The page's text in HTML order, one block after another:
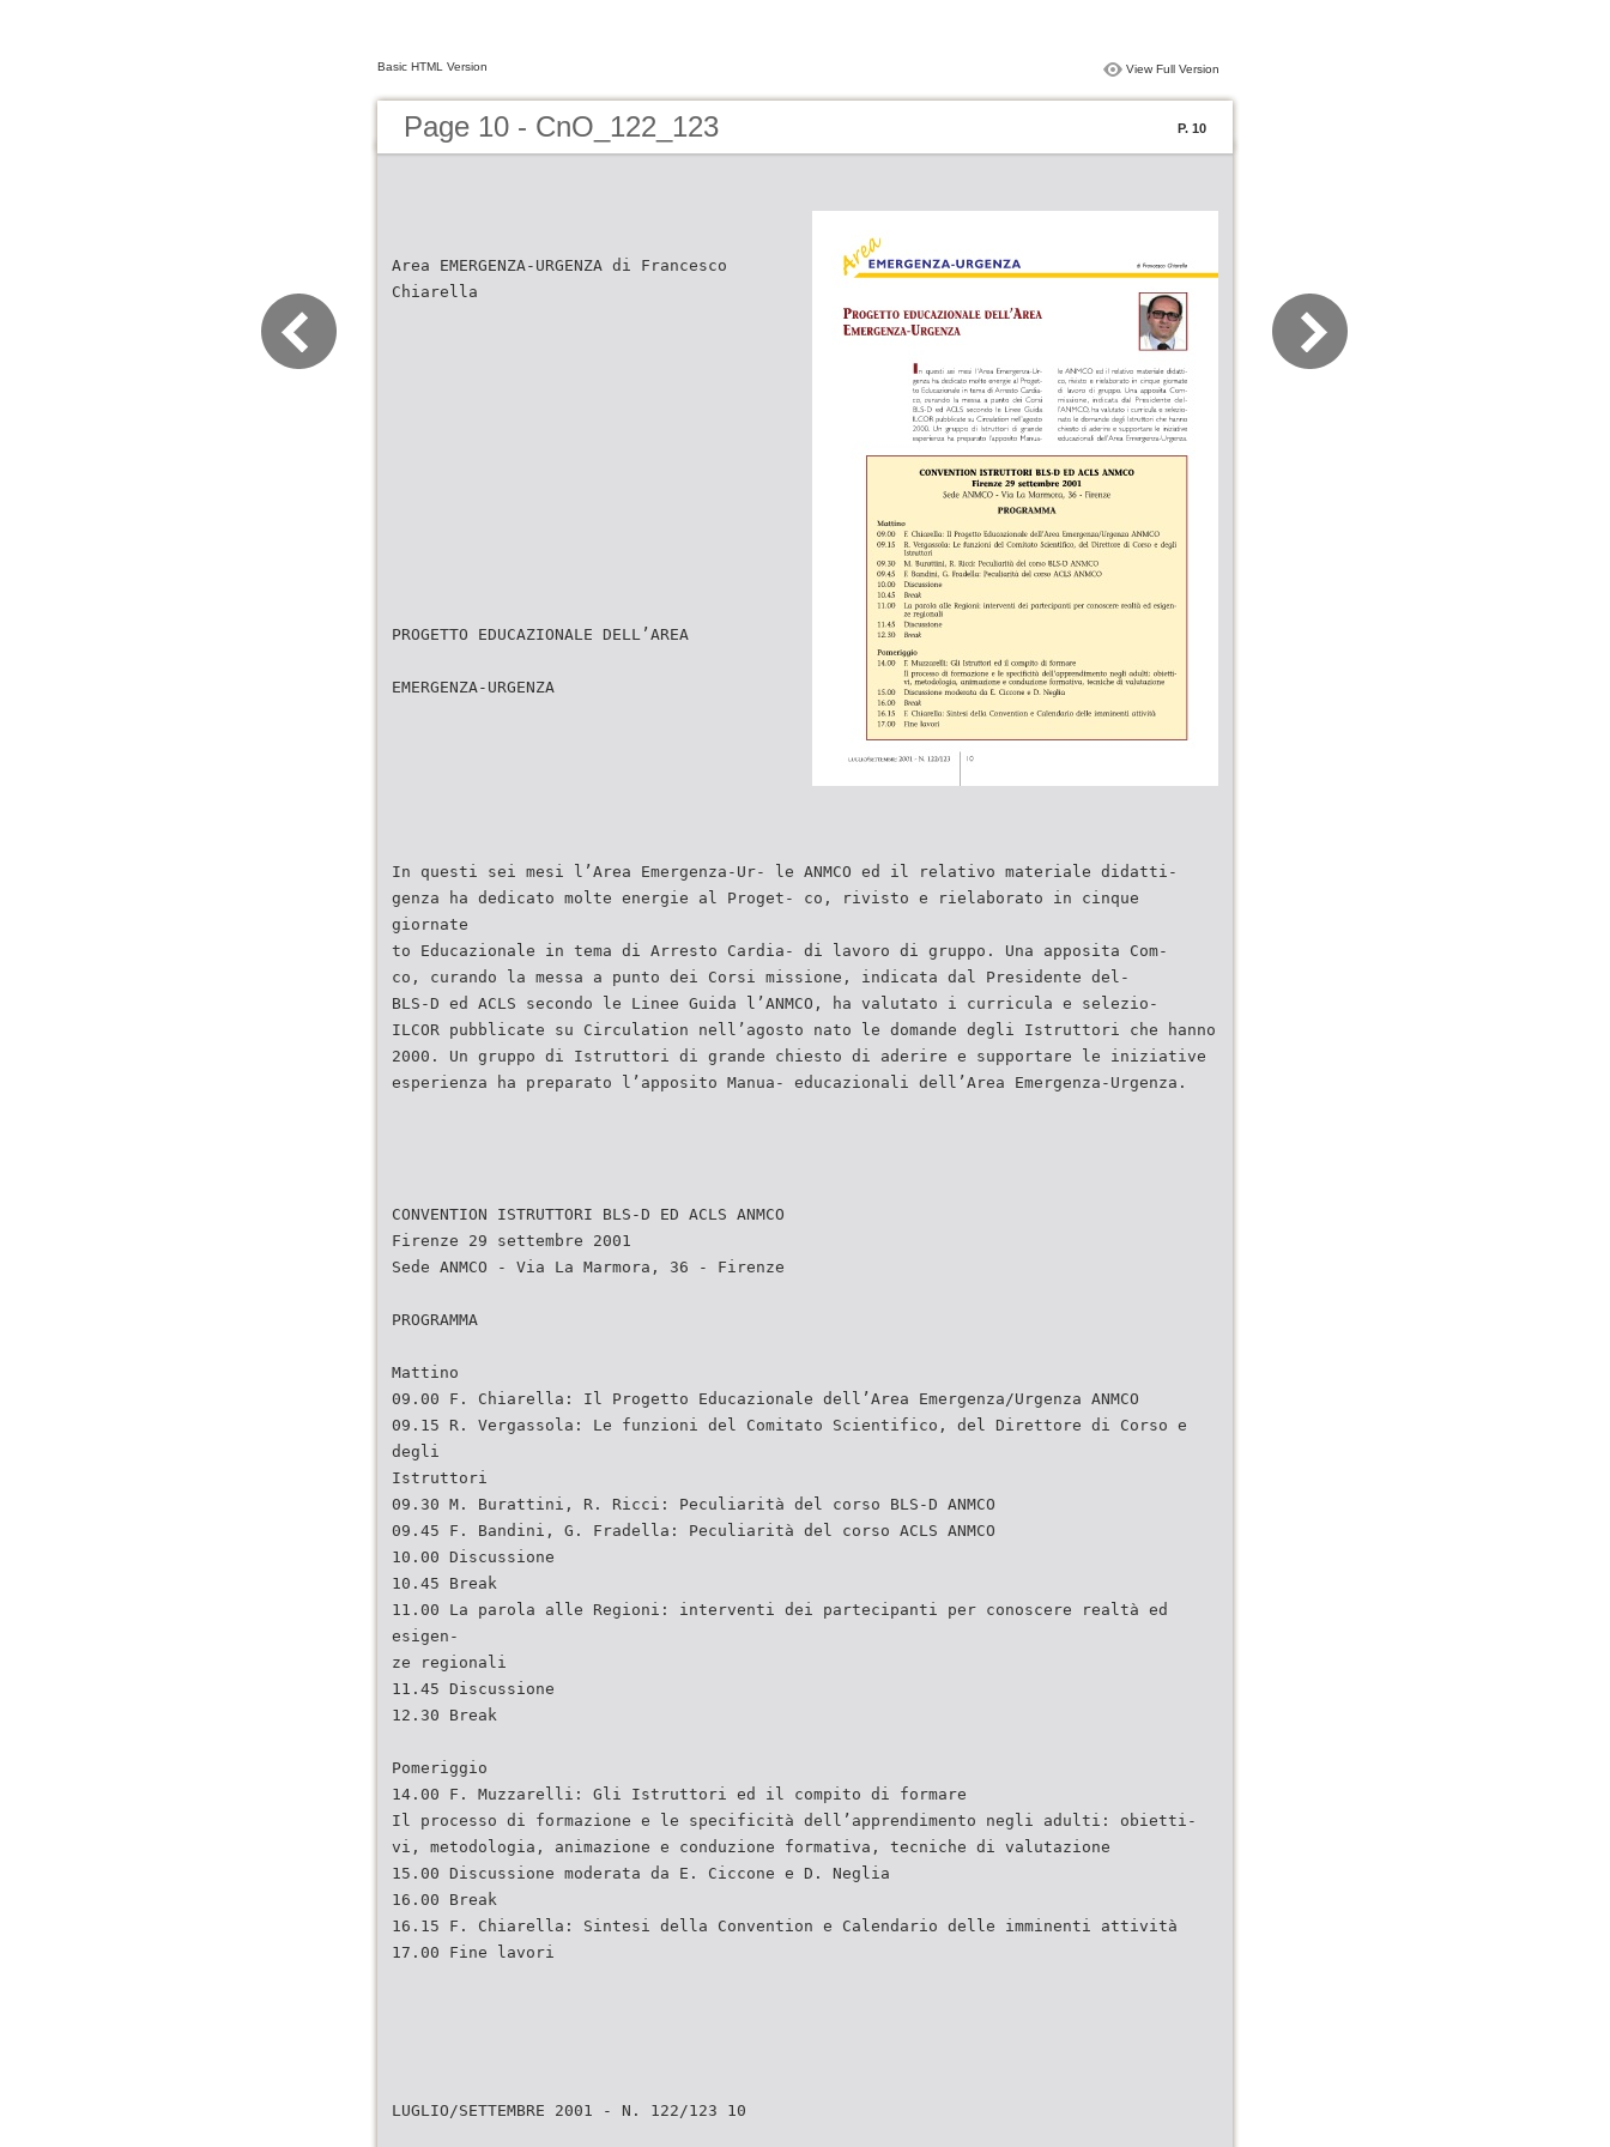
Basic HTML Version View Full Version
Page 10 - CnO_122_123 P. 10
Area EMERGENZA-URGENZA di Francesco
Chiarella
PROGETTO EDUCAZIONALE DELL’AREA
EMERGENZA-URGENZA
In questi sei mesi l’Area Emergenza-Ur- le ANMCO ed il relativo materiale didatti-
genza ha dedicato molte energie al Proget- co, rivisto e rielaborato in cinque
giornate
to Educazionale in tema di Arresto Cardia- di lavoro di gruppo. Una apposita Com-
co, curando la messa a punto dei Corsi missione, indicata dal Presidente del-
BLS-D ed ACLS secondo le Linee Guida l’ANMCO, ha valutato i curricula e selezio-
ILCOR pubblicate su Circulation nell’agosto nato le domande degli Istruttori che hanno
2000. Un gruppo di Istruttori di grande chiesto di aderire e supportare le iniziative
esperienza ha preparato l’apposito Manua- educazionali dell’Area Emergenza-Urgenza.
CONVENTION ISTRUTTORI BLS-D ED ACLS ANMCO
Firenze 29 settembre 2001
Sede ANMCO - Via La Marmora, 36 - Firenze
PROGRAMMA
Mattino
09.00 F. Chiarella: Il Progetto Educazionale dell’Area Emergenza/Urgenza ANMCO
09.15 R. Vergassola: Le funzioni del Comitato Scientifico, del Direttore di Corso e
degli
Istruttori
09.30 M. Burattini, R. Ricci: Peculiarità del corso BLS-D ANMCO
09.45 F. Bandini, G. Fradella: Peculiarità del corso ACLS ANMCO
10.00 Discussione
10.45 Break
11.00 La parola alle Regioni: interventi dei partecipanti per conoscere realtà ed
esigen-
ze regionali
11.45 Discussione
12.30 Break
Pomeriggio
14.00 F. Muzzarelli: Gli Istruttori ed il compito di formare
Il processo di formazione e le specificità dell’apprendimento negli adulti: obietti-
vi, metodologia, animazione e conduzione formativa, tecniche di valutazione
15.00 Discussione moderata da E. Ciccone e D. Neglia
16.00 Break
16.15 F. Chiarella: Sintesi della Convention e Calendario delle imminenti attività
17.00 Fine lavori
LUGLIO/SETTEMBRE 2001 - N. 122/123 10